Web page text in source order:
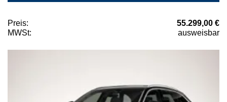
Preis:
55.299,00 €
MWSt:
ausweisbar